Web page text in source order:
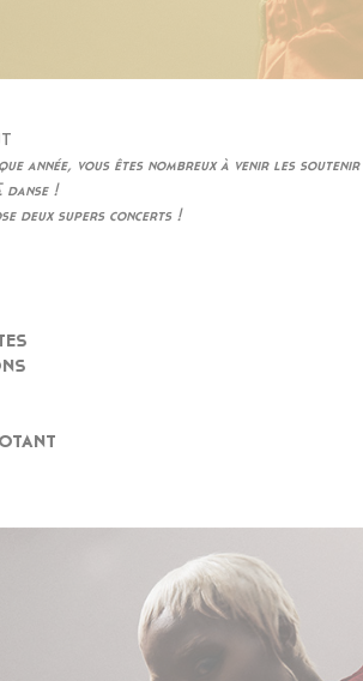
année, vous êtes nombreux à venir les
danse !
deux supers concerts !